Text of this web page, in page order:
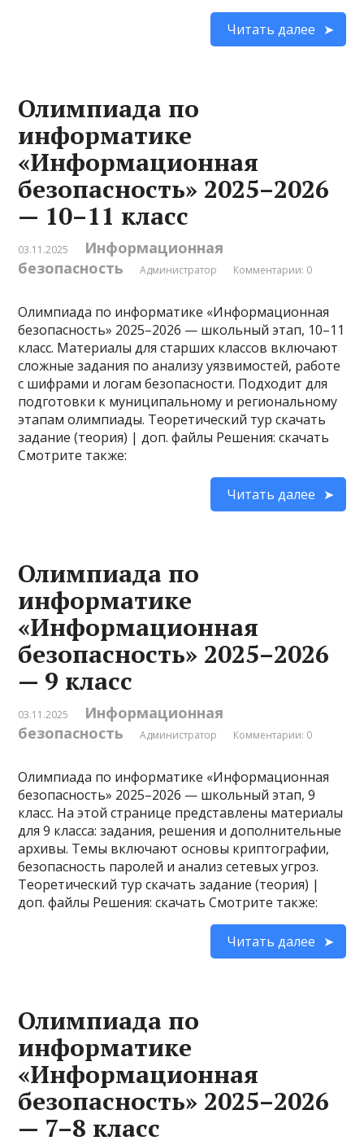
Читать далее
Олимпиада по
информатике
«Информационная
безопасность» 2025–2026
— 10–11 класс
03.11.2025
Информационная
безопасность
Администратор Комментарии: 0
Олимпиада по информатике «Информационная
безопасность» 2025–2026 — школьный этап, 10–11
класс. Материалы для старших классов включают
сложные задания по анализу уязвимостей, работе
с шифрами и логам безопасности. Подходит для
подготовки к муниципальному и региональному
этапам олимпиады. Теоретический тур скачать
задание (теория) | доп. файлы Решения: скачать
Смотрите также:
Читать далее
Олимпиада по
информатике
«Информационная
безопасность» 2025–2026
— 9 класс
03.11.2025
Информационная
безопасность
Администратор Комментарии: 0
Олимпиада по информатике «Информационная
безопасность» 2025–2026 — школьный этап, 9
класс. На этой странице представлены материалы
для 9 класса: задания, решения и дополнительные
архивы. Темы включают основы криптографии,
безопасность паролей и анализ сетевых угроз.
Теоретический тур скачать задание (теория) |
доп. файлы Решения: скачать Смотрите также:
Читать далее
Олимпиада по
информатике
«Информационная
безопасность» 2025–2026
— 7–8 класс